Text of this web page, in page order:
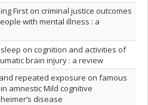
First on criminal justice outcomes
with mental illness : a
on cognition and activities of
brain injury : a review
repeated exposure on famous
amnestic Mild cognitive
disease